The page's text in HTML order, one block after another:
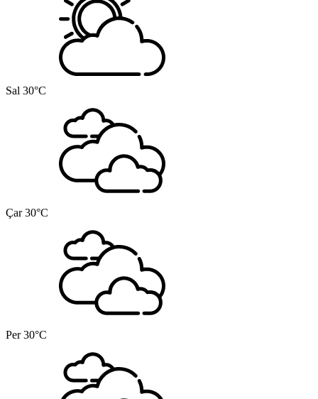
Sal 30°C
Çar 30°C
Per 30°C